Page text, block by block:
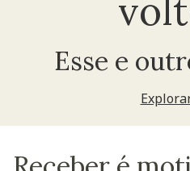
Esse e